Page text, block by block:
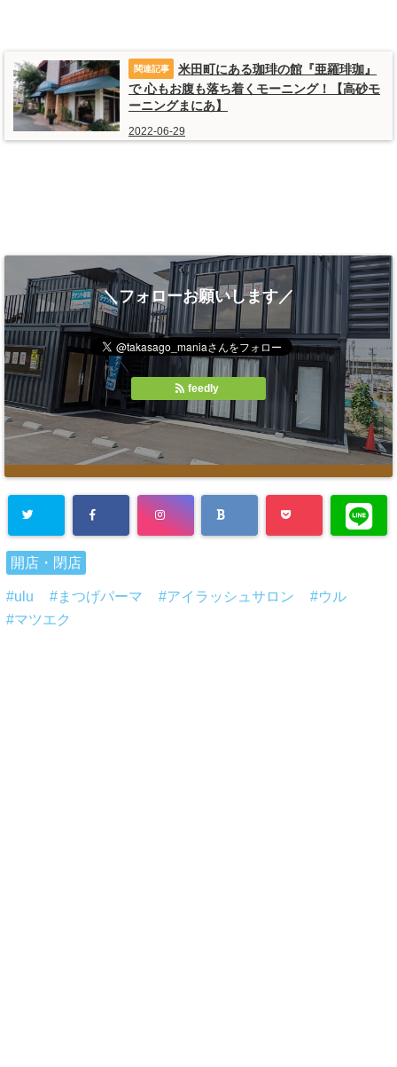
米田町にある珈琲の館『亜羅琲珈』
で 心もお腹も落ち着くモーニング！【高砂モ
ーニングまにあ】
2022-06-29
＼フォローお願いします／
feedly
開店・閉店
ulu まつげパーマ アイラッシュサロン
ウル
マツエク